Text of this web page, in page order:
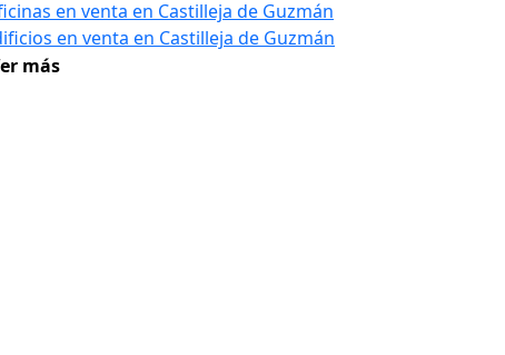
en venta en Castilleja de Guzmán
en venta en Castilleja de Guzmán
más